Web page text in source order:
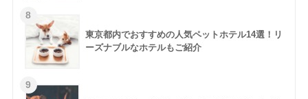
東京都内でおすすめの人気ペットホテル14選！リ
ーズナブルなホテルもご紹介